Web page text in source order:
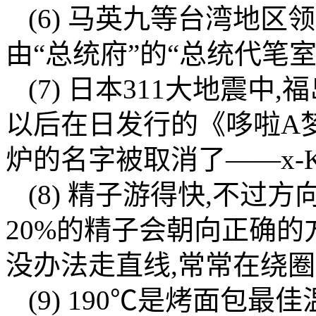
(6) 马英九等台湾地区
由“总统府”的“总统代
(7) 日本311大地震中,
以后在日发行的《哆啦A
炉的名字被取消了——x-
(8) 精子游得快,不过方
20%的精子会朝向正确
没办法走直线,常常在绕
(9) 190℃是烤面包最